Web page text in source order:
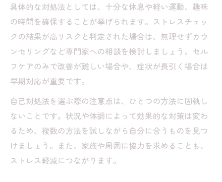
具体的な対処法としては、十分な休息や軽い運動、趣味
の時間を確保することが挙げられます。ストレスチェッ
クの結果が高リスクと判定された場合は、無理せずカウ
ンセリングなど専門家への相談を検討しましょう。セル
フケアのみで改善が難しい場合や、症状が長引く場合は
早期対応が重要です。
自己対処法を選ぶ際の注意点は、ひとつの方法に固執し
ないことです。状況や体調によって効果的な対策は変わ
るため、複数の方法を試しながら自分に合うものを見つ
けましょう。また、家族や周囲に協力を求めることも、
ストレス軽減につながります。